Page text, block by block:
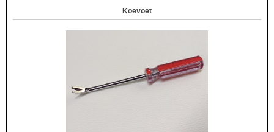
Koevoet